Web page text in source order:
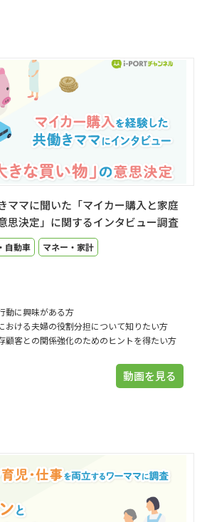
ママに聞いた「マイカー購入と家庭
思決定」に関するインタビュー調査
自動車
マネー・家計
動に興味がある方
おける夫婦の役割分担について知りたい方
顧客との関係強化のためのヒントを得たい方
動画を見る